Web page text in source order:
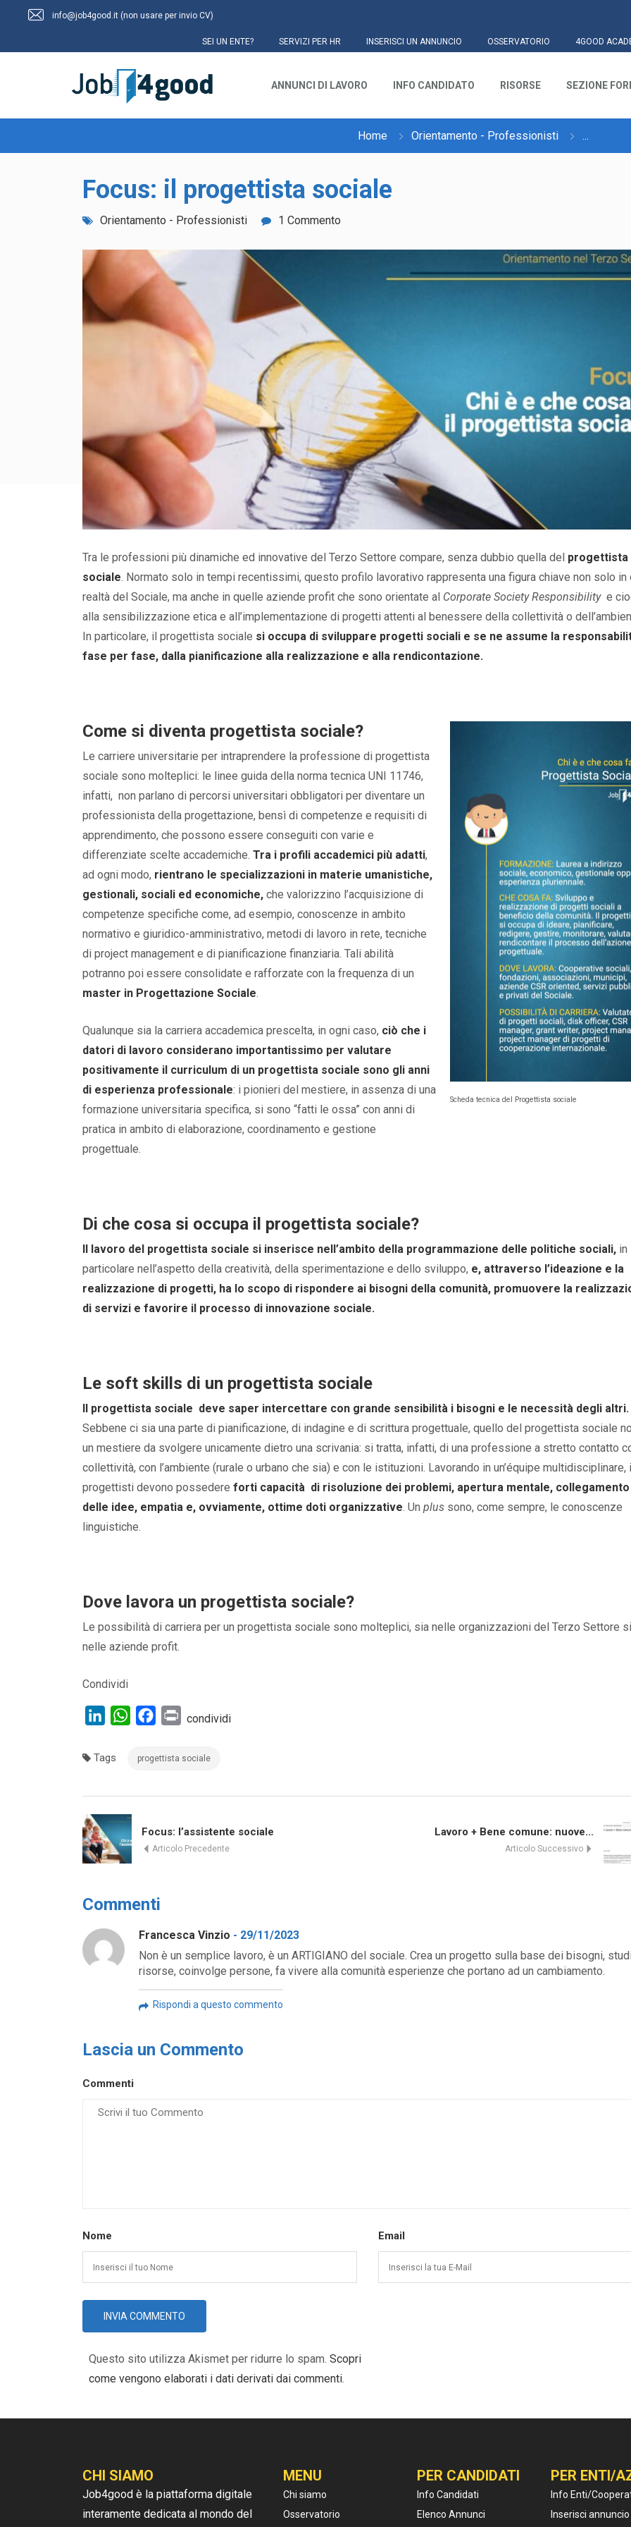
info@job4good.it (non usare per invio CV)
SEI UN ENTE? SERVIZI PER HR INSERISCI UN ANNUNCIO OSSERVATORIO 4GOOD
ANNUNCI DI LAVORO INFO CANDIDATO RISORSE SEZIONE
Home Orientamento - Professionisti ...
Focus: il progettista sociale
Orientamento - Professionisti 1 Commento
Tra le professioni più dinamiche ed innovative del Terzo Settore compare, senza dubbio quella del progettista
sociale. Normato solo in tempi recentissimi, questo profilo lavorativo rappresenta una figura chiave non solo in
realtà del Sociale, ma anche in quelle aziende profit che sono orientate al Corporate Society Responsibilitye
alla sensibilizzazione etica e all’implementazione di progetti attenti al benessere della collettività o
In particolare, il progettista sociale si occupa di sviluppare progetti sociali e se ne assume la
fase per fase, dalla pianificazione alla realizzazione e alla rendicontazione.
Scheda tecnica del Progettista sociale
Come si diventa progettista sociale?
Le carriere universitarie per intraprendere la professione di progettista
sociale sono molteplici: le linee guida della norma tecnica UNI 11746,
infatti, non parlano di percorsi universitari obbligatori per diventare un
professionista della progettazione, bensì di competenze e requisiti di
apprendimento, che possono essere conseguiti con varie e
differenziate scelte accademiche. Tra i profili accademici più adatti,
ad ogni modo, rientrano le specializzazioni in materie umanistiche,
gestionali, sociali ed economiche, che valorizzino l’acquisizione di
competenze specifiche come, ad esempio, conoscenze in ambito
normativo e giuridico-amministrativo, metodi di lavoro in rete, tecniche
di project management e di pianificazione finanziaria. Tali abilità
potranno poi essere consolidate e rafforzate con la frequenza di un
master in Progettazione Sociale.
Qualunque sia la carriera accademica prescelta, in ogni caso, ciò che i
datori di lavoro considerano importantissimo per valutare
positivamente il curriculum di un progettista sociale sono gli anni
di esperienza professionale: i pionieri del mestiere, in assenza di una
formazione universitaria specifica, si sono “fatti le ossa” con anni di
pratica in ambito di elaborazione, coordinamento e gestione
progettuale.
Di che cosa si occupa il progettista sociale?
Il lavoro del progettista sociale si inserisce nell’ambito della programmazione delle politiche sociali, in
particolare nell’aspetto della creatività, della sperimentazione e dello sviluppo, e, attraverso l’ideazione e la
realizzazione di progetti, ha lo scopo di rispondere ai bisogni della comunità, promuovere la
di servizi e favorire il processo di innovazione sociale.
Le soft skills di un progettista sociale
Il progettista sociale deve saper intercettare con grande sensibilità i bisogni e le necessità degli altri.
Sebbene ci sia una parte di pianificazione, di indagine e di scrittura progettuale, quello del progettista sociale
un mestiere da svolgere unicamente dietro una scrivania: si tratta, infatti, di una professione a stretto contatto
collettività, con l’ambiente (rurale o urbano che sia) e con le istituzioni. Lavorando in un’équipe multidisciplinare, i
progettisti devono possedere forti capacità di risoluzione dei problemi, apertura mentale, collegamento
delle idee, empatia e, ovviamente, ottime doti organizzative. Un plus sono, come sempre, le conoscenze
linguistiche.
Dove lavora un progettista sociale?
Le possibilità di carriera per un progettista sociale sono molteplici, sia nelle organizzazioni del Terzo Settore
nelle aziende profit.
Condividi
LinkedInWhatsAppFacebook
Print
condividi
Tags progettista sociale
Focus: l’assistente sociale
Articolo Precedente
Lavoro + Bene comune: nuove...
Articolo Successivo
Commenti
Francesca Vinzio - 29/11/2023
Non è un semplice lavoro, è un ARTIGIANO del sociale. Crea un progetto sulla base dei bisogni,
risorse, coinvolge persone, fa vivere alla comunità esperienze che portano ad un cambiamento.
Rispondi a questo commento
Lascia un Commento
Commenti
Nome Email
Questo sito utilizza Akismet per ridurre lo spam. Scopri
come vengono elaborati i dati derivati dai commenti.
CHI SIAMO
Job4good è la piattaforma digitale
interamente dedicata al mondo del
MENU
Chi siamo
Osservatorio
PER CANDIDATI
Info Candidati
Elenco Annunci
PER ENTI/
Info Enti/
Inserisci annuncio